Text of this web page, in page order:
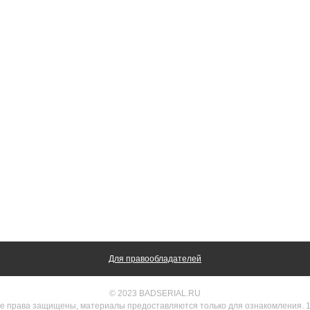
Для правообладателей
© 2023 BADSERIAL.RU
права защищены, материалы предоставляются только для ознакомления.